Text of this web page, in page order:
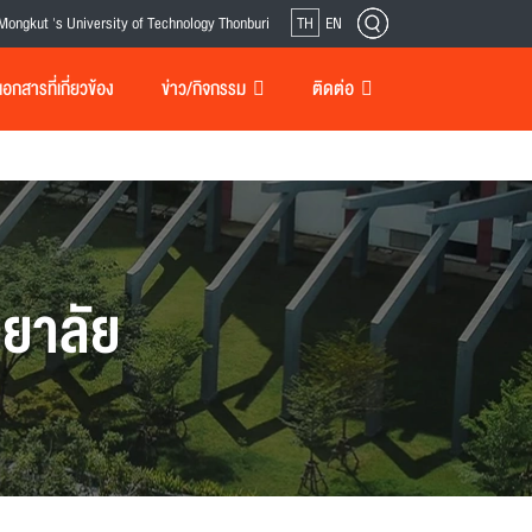
's University of Technology Thonburi TH EN
กสารที่เกี่ยวข้อง ข่าว/กิจกรรม ติดต่อ
าลัย